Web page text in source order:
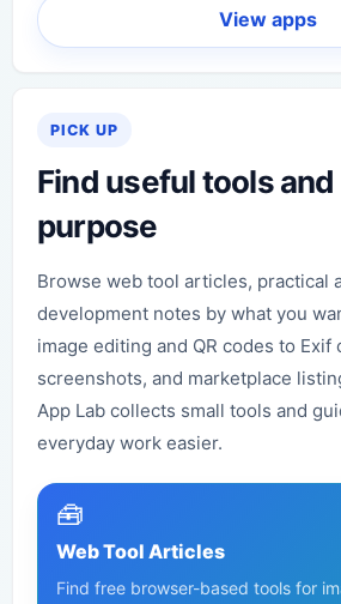
View apps
PICK UP
Find useful tools
purpose
Browse web tool articles, practical
development notes by what you
image editing and QR codes to Exif
screenshots, and marketplace
App Lab collects small tools and
everyday work easier.
🧰
Web Tool Articles
Find free browser-based tools for